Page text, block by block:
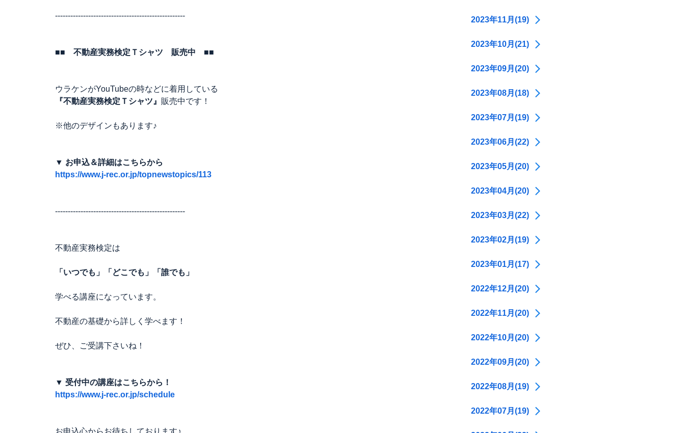
---------------------------------------------------
■■ 不動産実務検定Ｔシャツ 販売中 ■■
ウラケンがYouTubeの時などに着用している
『不動産実務検定Ｔシャツ』 販売中です！
※他のデザインもあります♪
▼ お申込＆詳細はこちらから
https://www.j-rec.or.jp/topnewstopics/113
---------------------------------------------------
不動産実務検定は
「いつでも」「どこでも」「誰でも」
学べる講座になっています。
不動産の基礎から詳しく学べます！
ぜひ、ご受講下さいね！
▼ 受付中の講座はこちらから！
https://www.j-rec.or.jp/schedule
お申込心からお待ちしております♪
2023年11月(19)
2023年10月(21)
2023年09月(20)
2023年08月(18)
2023年07月(19)
2023年06月(22)
2023年05月(20)
2023年04月(20)
2023年03月(22)
2023年02月(19)
2023年01月(17)
2022年12月(20)
2022年11月(20)
2022年10月(20)
2022年09月(20)
2022年08月(19)
2022年07月(19)